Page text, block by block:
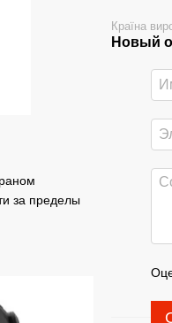
за пределы
Країна
Новый